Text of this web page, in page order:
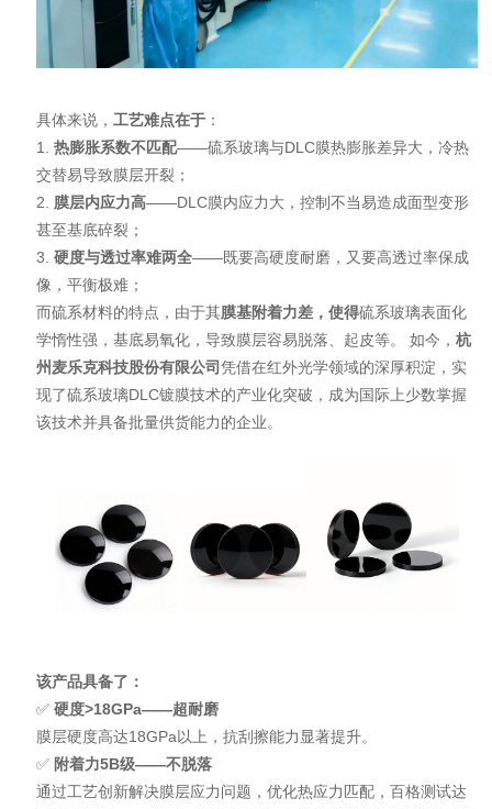
具体来说，工艺难点在于 ：
1.热膨胀系数不匹配——硫系玻璃与DLC膜热膨胀差异大，冷热
交替易导致膜层开裂；
2. 膜层内应力高——DLC膜内应力大，控制不当易造成面型变形
甚至基底碎裂；
3.硬度与透过率难两全——既要高硬度耐磨，又要高透过率保成
像，平衡极难；
而硫系材料的特点，由于其膜基附着力差，使得硫系玻璃表面化
学惰性强，基底易氧化，导致膜层容易脱落、起皮等。 如今，杭
州麦乐克科技股份有限公司凭借在红外光学领域的深厚积淀，实
现了硫系玻璃DLC镀膜技术的产业化突破，成为国际上少数掌握
该技术并具备批量供货能力的企业。
该产品具备了：
✅硬度>18GPa——超耐磨
膜层硬度高达18GPa以上，抗刮擦能力显著提升。
✅ 附着力5B级——不脱落
通过工艺创新解决膜层应力问题，优化热应力匹配，百格测试达